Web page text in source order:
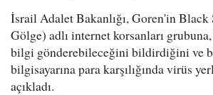
İ srail Adalet Bakanlığı, Goren'in
Gölge) adlı internet korsanları
bilgi gönderebileceğini bildirdiğini ve
bilgisayarına para karşılığında virüs
açıkladı.